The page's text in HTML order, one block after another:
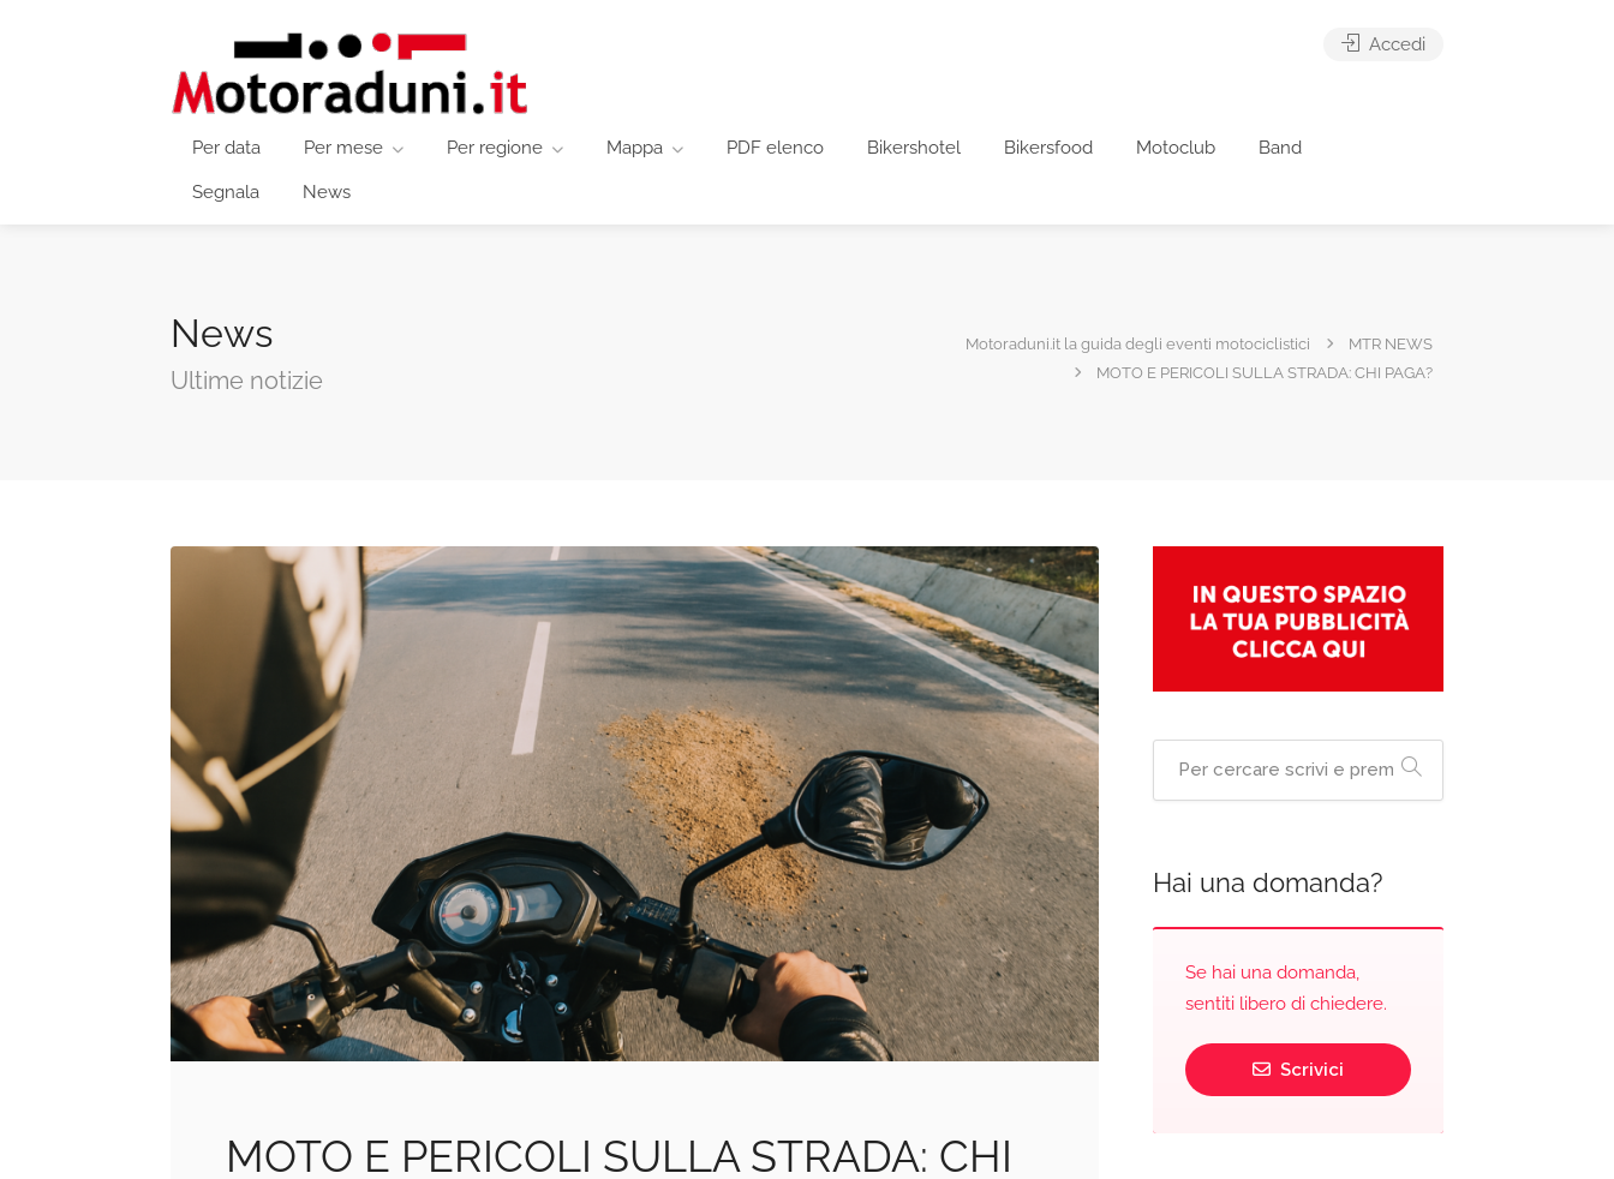
Per data Per mese Per regione Mappa PDF elenco Bikershotel Bikersfood Motoclub Band
Segnala News
Accedi
News
Ultime notizie
Motoraduni.it la guida degli eventi motociclistici
MTR NEWS
MOTO E PERICOLI SULLA STRADA: CHI PAGA?
MOTO E PERICOLI SULLA STRADA: CHI
Hai una domanda?
Se hai una domanda,
sentiti libero di chiedere.
Scrivici